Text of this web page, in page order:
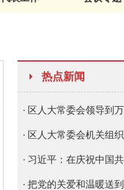
热点新闻
区人大常委会领导到
区人大常委会机关组
习近平：在庆祝中国
把党的关爱和温暖送